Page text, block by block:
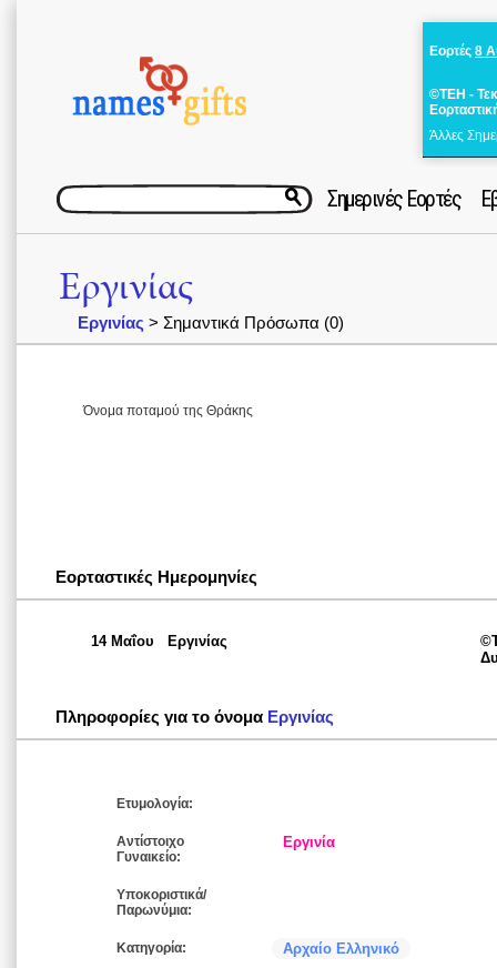
Εορτές 8
©ΤΕΗ -
Άλλες
Σημερινές Εορτές
Εργινίας
Εργινίας > Σημαντικά Πρόσωπα (0)
Όνομα ποταμού της Θράκης
Εορταστικές Ημερομηνίες
14 Μαΐου Εργινίας
Πληροφορίες για το όνομα Εργινίας
Ετυμολογία:
Αντίστοιχο
Γυναικείο:
Εργινία
Υποκοριστικά/
Παρωνύμια:
Κατηγορία: Αρχαίο Ελληνικό